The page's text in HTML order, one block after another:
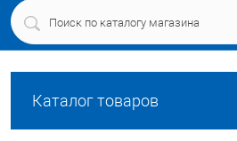
Каталог товаров